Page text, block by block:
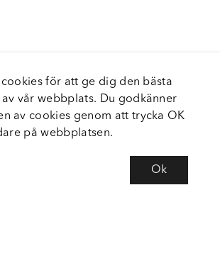
för att ge dig den bästa
vår webbplats. Du godkänner
av cookies genom att trycka OK
på webbplatsen.
Ok